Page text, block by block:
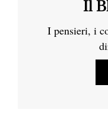
Il
I pensieri, i